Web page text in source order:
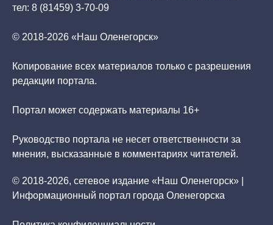
тел: 8 (81459) 3-70-09
© 2018-2026 «Наш Оленегорск»
Копирование всех материалов только с разрешения
редакции портала.
Портал может содержать материалы 16+
Руководство портала не несет ответственности за
мнения, высказанные в комментариях читателей.
© 2018-2026, сетевое издание «Наш Оленегорск» |
Информационный портал города Оленегорска